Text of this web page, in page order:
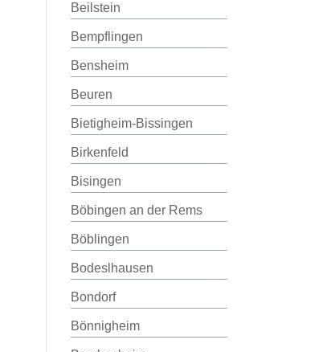
Beilstein
Bempflingen
Bensheim
Beuren
Bietigheim-Bissingen
Birkenfeld
Bisingen
Böbingen an der Rems
Böblingen
Bodeslhausen
Bondorf
Bönnigheim